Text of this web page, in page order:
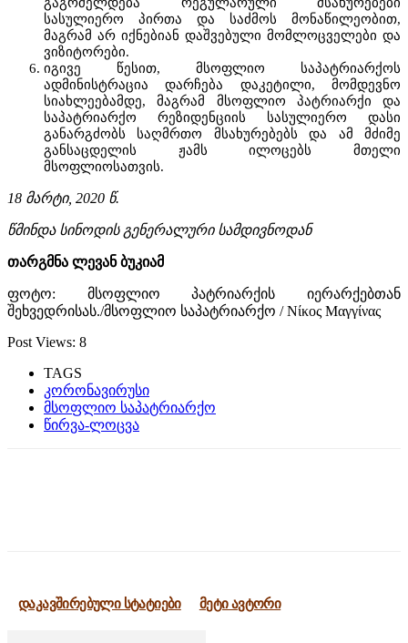
სასულიერო პირთა და საძმოს მონაწილეობით,
მაგრამ არ იქნებიან დაშვებული მომლოცველები და
ვიზიტორები.
იგივე წესით, მსოფლიო საპატრიარქოს
ადმინისტრაცია დარჩება დაკეტილი, მომდევნო
სიახლეებამდე, მაგრამ მსოფლიო პატრიარქი და
საპატრიარქო რეზიდენციის სასულიერო დასი
განარგძობს საღმრთო მსახურებებს და ამ მძიმე
განსაცდელის ჟამს ილოცებს მთელი
მსოფლიოსათვის.
18 მარტი, 2020 წ.
წმინდა სინოდის გენერალური სამდივნოდან
თარგმნა ლევან ბუკიამ
ფოტო: მსოფლიო პატრიარქის იერარქებთან
შეხვედრისას./მსოფლიო საპატრიარქო / Νίκος Μαγγίνας
Post Views: 8
TAGS
კორონავირუსი
მსოფლიო საპატრიარქო
წირვა-ლოცვა
დაკავშირებული სტატიები მეტი ავტორი